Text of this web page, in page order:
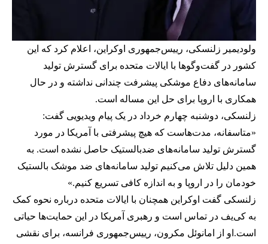
ولودیمیر زلنسکی، رییس‌جمهوری اوکراین، اعلام کرد که این
کشور در گفت‌وگوها با ایالات متحده برای گسترش تولید
سامانه‌های دفاع موشکی پیشرفت چندانی نداشته و در حال
همکاری با اروپا برای حل این مساله است.
زلنسکی، دوشنبه چهارم خرداد در یک پیام ویدیویی گفت:
«متاسفانه، مدت‌هاست که هیچ پیشرفتی با آمریکا در مورد
گسترش تولید سامانه‌های ضدبالستیک حاصل نشده است. به
همین دلیل تلاش می‌کنیم تولید سامانه‌های ضد موشک بالستیک
خودمان را در اروپا و به اندازه کافی تسریع کنیم.»
زلنسکی گفت اوکراین همچنان با ایالات متحده درباره نحوه کمک
به کی‌یف در تماس است و رهبری آمریکا در این حمایت‌ها حیاتی
است.او از امانوئل مکرون، رییس‌جمهوری فرانسه، برای نقشی